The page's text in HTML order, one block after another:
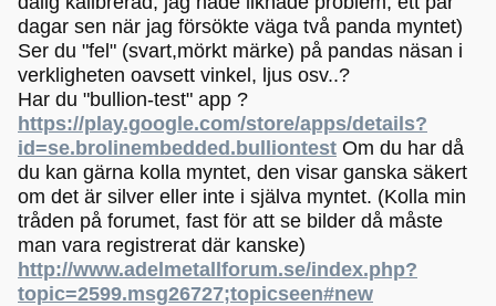
dagar sen när jag försökte väga två panda myntet)
Ser du "fel" (svart,mörkt märke) på pandas näsan i
verkligheten oavsett vinkel, ljus osv..?
Har du "bullion-test" app ?
https://play.google.com/store/apps/details?
id=se.brolinembedded.bulliontest Om du har då
du kan gärna kolla myntet, den visar ganska säkert
om det är silver eller inte i själva myntet. (Kolla min
tråden på forumet, fast för att se bilder då måste
man vara registrerat där kanske)
http://www.adelmetallforum.se/index.php?
topic=2599.msg26727;topicseen#new